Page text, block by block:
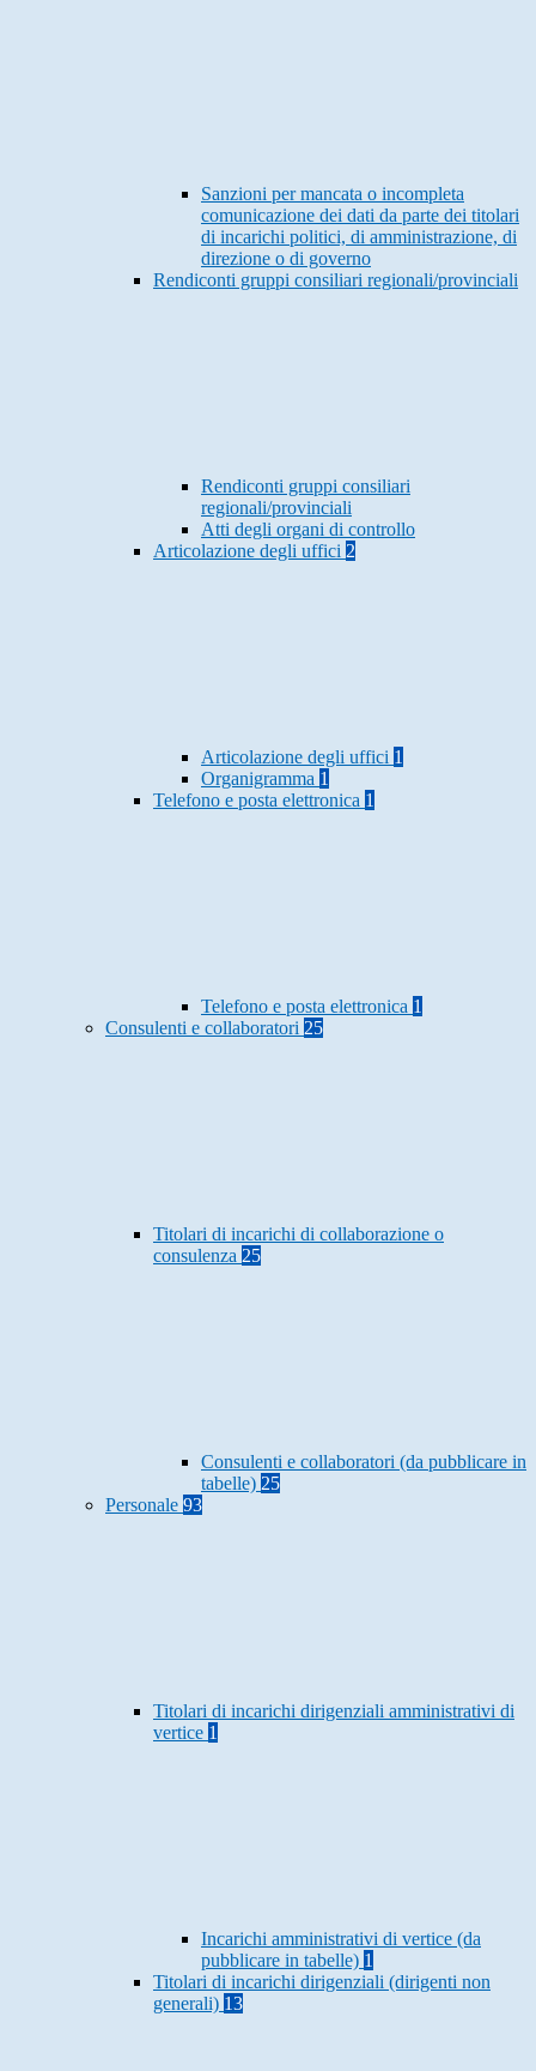
Sanzioni per mancata o incompleta
comunicazione dei dati da parte dei titolari
di incarichi politici, di amministrazione, di
direzione o di governo
Rendiconti gruppi consiliari regionali/provinciali
Rendiconti gruppi consiliari
regionali/provinciali
Atti degli organi di controllo
Articolazione degli uffici 2
Articolazione degli uffici 1
Organigramma 1
Telefono e posta elettronica 1
Telefono e posta elettronica 1
Consulenti e collaboratori 25
Titolari di incarichi di collaborazione o
consulenza 25
Consulenti e collaboratori (da pubblicare in
tabelle) 25
Personale 93
Titolari di incarichi dirigenziali amministrativi di
vertice 1
Incarichi amministrativi di vertice (da
pubblicare in tabelle) 1
Titolari di incarichi dirigenziali (dirigenti non
generali) 13